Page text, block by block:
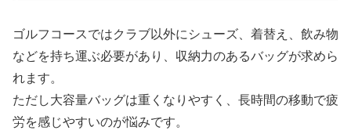
ゴルフコースではクラブ以外にシューズ、着替え、飲み物
などを持ち運ぶ必要があり、収納力のあるバッグが求めら
れます。
ただし大容量バッグは重くなりやすく、長時間の移動で疲
労を感じやすいのが悩みです。